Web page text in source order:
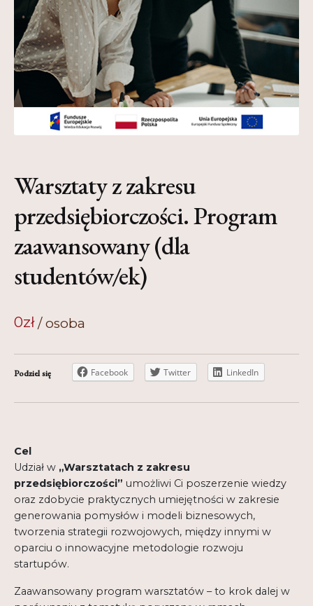
Kontakt
My Account
Nauka praktyce praktyka nauce
O nas
Projekt
Realizacje
Regulamin
Shop
Warsztaty z zakresu
przedsiębiorczości. Program
zaawansowany (dla
studentów/ek)
0zł
Podziel się Facebook Twitter LinkedIn
Cel
Udział w „Warsztatach z zakresu
przedsiębiorczości” umożliwi Ci poszerzenie wiedzy
oraz zdobycie praktycznych umiejętności w zakresie
generowania pomysłów i modeli biznesowych,
tworzenia strategii rozwojowych, między innymi w
oparciu o innowacyjne metodologie rozwoju
startupów.
Zaawansowany program warsztatów – to krok dalej w